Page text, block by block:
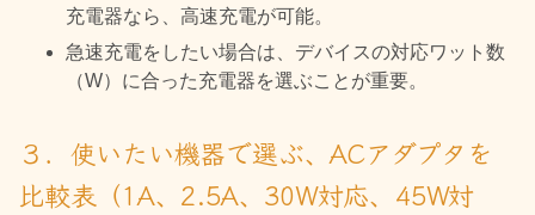
充電器なら、高速充電が可能。
急速充電をしたい場合は、デバイスの対応ワット数
（W）に合った充電器を選ぶことが重要。
３．使いたい機器で選ぶ、ACアダプタを
比較表（1A、2.5A、30W対応、45W対